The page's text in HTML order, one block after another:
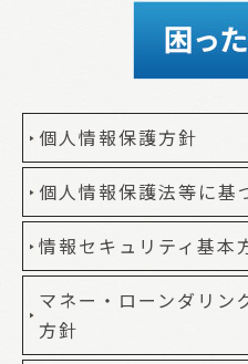
個人情報保護方針
個人情報保護法等に基
情報セキュリティ基本
マネー・ローンダリン
方針